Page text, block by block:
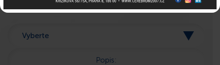
Popis: